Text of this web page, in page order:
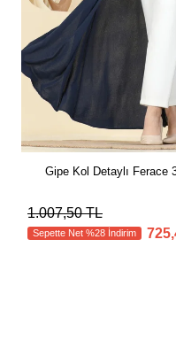
Gipe Kol Detaylı Ferace
1.007,50 TL
Sepette Net %28 İndirim